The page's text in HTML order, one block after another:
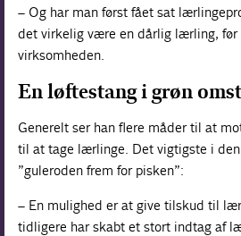
– Og har man først fået sat
det virkelig være en dårlig lærling,
virksomheden.
En løftestang i grøn
Generelt ser han flere måder til at
til at tage lærlinge. Det vigtigste i den
”guleroden frem for pisken”:
– En mulighed er at give tilskud til
tidligere har skabt et stort indtag af